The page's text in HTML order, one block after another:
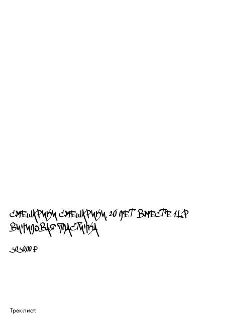
СМЕШАРИКИ СМЕШАРИКИ. 20 ЛЕТ ВМЕСТЕ 1LP
ВИНИЛОВАЯ ПЛАСТИНКА
3030,00 ₽
Трек-лист: